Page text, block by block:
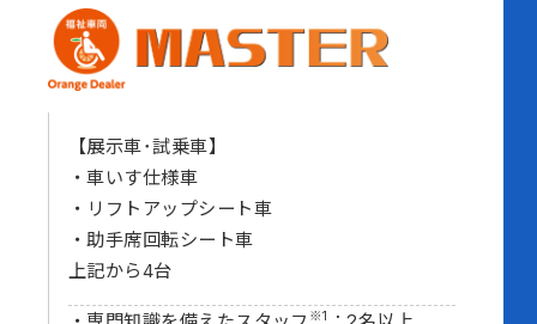
【展示車･試乗車】
車いす仕様車
リフトアップシート車
助手席回転シート車
上記から4台
※1